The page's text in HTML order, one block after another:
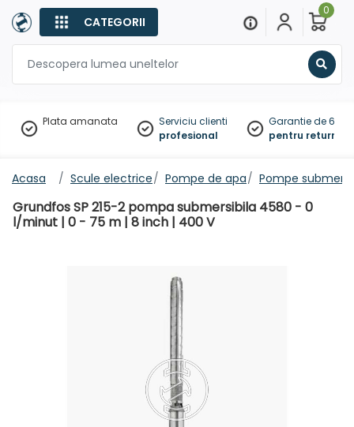
CATEGORII
0
Plata amanata
Serviciu clienti
profesional
Garantie de 60
pentru
Acasa Scule electrice Pompe de apa Pompe
Grundfos SP 215-2 pompa submersibila 4580 - 0
l/minut | 0 - 75 m | 8 inch | 400 V